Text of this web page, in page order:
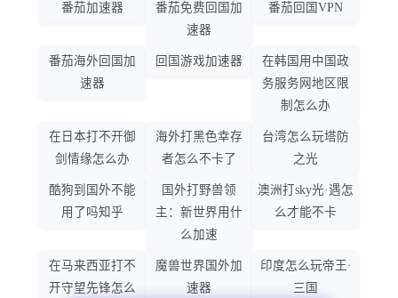
番茄加速器
番茄免费回国加
速器
番茄回国VPN
番茄海外回国加
速器
回国游戏加速器
在韩国用中国政
务服务网地区限
制怎么办
在日本打不开御
剑情缘怎么办
海外打黑色幸存
者怎么不卡了
台湾怎么玩塔防
之光
酷狗到国外不能
用了吗知乎
国外打野兽领
主：新世界用什
么加速
澳洲打sky光·遇怎
么才能不卡
在马来西亚打不
开守望先锋怎么
魔兽世界国外加
速器
印度怎么玩帝王·
三国